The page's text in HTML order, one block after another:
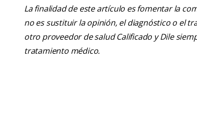
La finalidad de este artículo es fomentar la
no es sustituir la opinión, el diagnóstico o el
otro proveedor de salud Calificado y Dile
tratamiento médico.